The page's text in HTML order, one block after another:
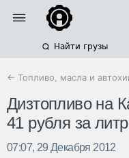
Найти грузы
← Топливо, масла и
Дизтопливо на
41 рубля за литр
07:07, 29 Декабря 2012